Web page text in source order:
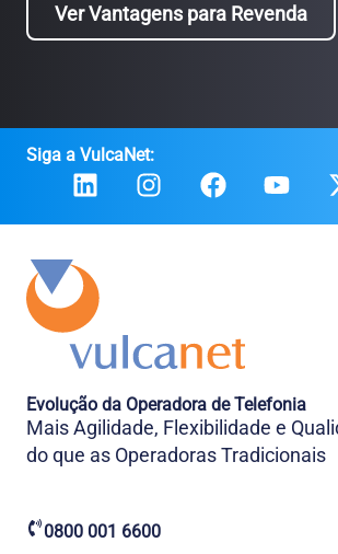
Ver Vantagens para Revenda
Siga a VulcaNet:
Evolução da Operadora de Telefonia
Mais Agilidade, Flexibilidade e
do que as Operadoras Tradicionais
0800 001 6600